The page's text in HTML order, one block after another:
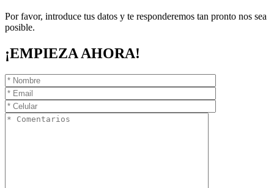
Por favor, introduce tus datos y te responderemos tan pronto nos sea
posible.
¡EMPIEZA AHORA!